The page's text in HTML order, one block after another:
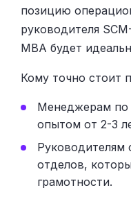
позицию
руководителя
MBA будет
Кому точно стоит
Менеджерам по
опытом от 2-3
Руководителям
отделов,
грамотности.